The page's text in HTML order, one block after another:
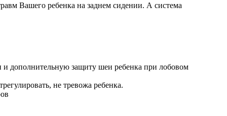
Вашего ребенка на заднем сидении. А система
и дополнительную защиту шеи ребенка при лобовом
не тревожа ребенка.